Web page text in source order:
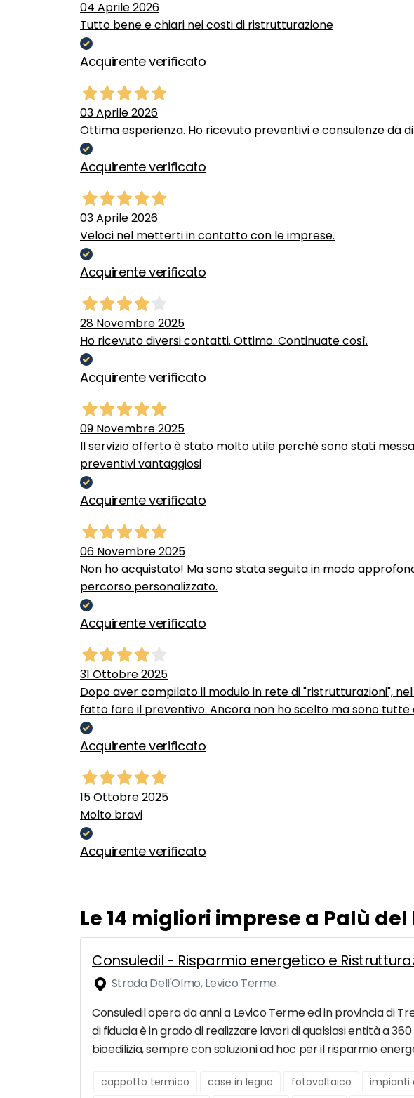
04 Aprile 2026
Tutto bene e chiari nei costi di ristrutturazione
Acquirente verificato
03 Aprile 2026
Ottima esperienza. Ho ricevuto preventivi e consulenze da
Acquirente verificato
03 Aprile 2026
Veloci nel metterti in contatto con le imprese.
Acquirente verificato
28 Novembre 2025
Ho ricevuto diversi contatti. Ottimo. Continuate così.
Acquirente verificato
09 Novembre 2025
Il servizio offerto è stato molto utile perché sono stati
preventivi vantaggiosi
Acquirente verificato
06 Novembre 2025
Non ho acquistato! Ma sono stata seguita in modo
percorso personalizzato.
Acquirente verificato
31 Ottobre 2025
Dopo aver compilato il modulo in rete di "ristrutturazioni",
fatto fare il preventivo. Ancora non ho scelto ma sono tutte
Acquirente verificato
15 Ottobre 2025
Molto bravi
Acquirente verificato
Le 14 migliori imprese a Palù del
Consuledil - Risparmio energetico e
Strada Dell'Olmo, Levico Terme
Consuledil opera da anni a Levico Terme ed in provincia di
di fiducia è in grado di realizzare lavori di qualsiasi entità a
bioedilizia, sempre con soluzioni ad hoc per il risparmio
cappotto termico case in legno fotovoltaico impianti